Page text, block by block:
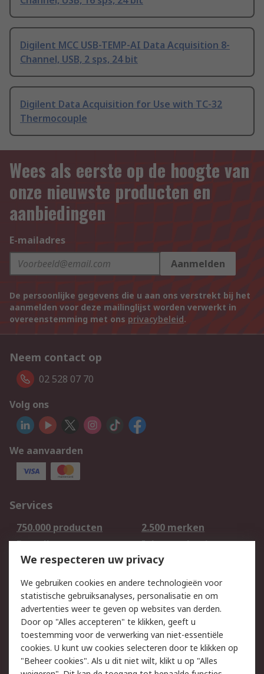
Digilent MCC USB-TEMP-AI Data Acquisition 8-
Channel, USB, 2 sps, 24 bit
Digilent Data Acquisition for Use with TC-32
Thermocouple
Wees als eerste op de hoogte van
onze nieuwste producten en
aanbiedingen
E-mailadres
Aanmelden
De persoonlijke gegevens die u aan ons verstrekt bij het
aanmelden voor deze mailinglijst worden verwerkt in
overeenstemming met ons privacybeleid.
Neem contact op
02 528 07 70
Volg ons
We aanvaarden
Services
750.000 producten
2.500 merken
Bestellen
Inkoopoplossingen
Retouren
Technisch advies
Track & Trace
Wettelijk
Cookiebeleid
Email veiligheid
Privacybeleid -
Bijgewerkt
Websitevoorwaarden
We respecteren uw privacy
We gebruiken cookies en andere technologieën voor
statistische gebruiksanalyses, personalisatie en om
advertenties weer te geven op websites van derden.
Door op "Alles accepteren" te klikken, geeft u
toestemming voor de verwerking van niet-essentiële
cookies. U kunt uw cookies selecteren door te klikken op
"Beheer cookies". Als u dit niet wilt, klikt u op "Alles